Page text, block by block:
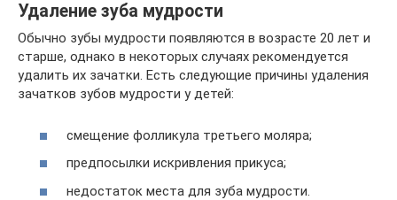
Удаление зуба мудрости
Обычно зубы мудрости появляются в возрасте 20 лет и
старше, однако в некоторых случаях рекомендуется
удалить их зачатки. Есть следующие причины удаления
зачатков зубов мудрости у детей:
смещение фолликула третьего моляра;
предпосылки искривления прикуса;
недостаток места для зуба мудрости.